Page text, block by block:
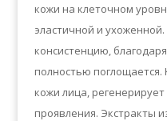
кожи на клеточном
эластичной и
консистенцию,
полностью поглощается.
кожи лица,
проявления. Экстракты